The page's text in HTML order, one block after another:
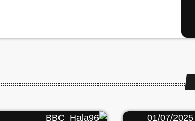
سمعنا_وسمعنا_صوتك | #Hala96Fm